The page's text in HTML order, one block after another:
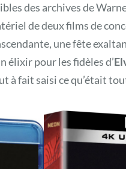
des archives de
de deux films de
une fête
élixir pour les fidèles d’
à fait saisi ce qu’était